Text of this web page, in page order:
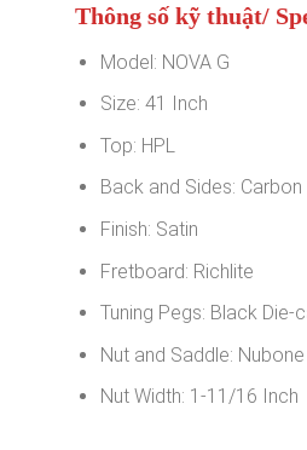
Thông số kỹ thuật/
Model: NOVA G
Size: 41 Inch
Top: HPL
Back and Sides: Carbon
Finish: Satin
Fretboard: Richlite
Tuning Pegs: Black Die-
Nut and Saddle: Nubone
Nut Width: 1-11/16 Inch